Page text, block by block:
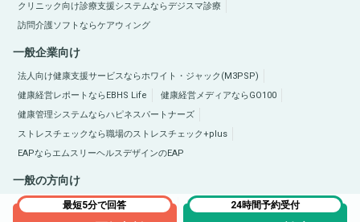
最短5分で回答 24時間予約受付
クリニック向け診療支援システムならデジスマ診療
訪問介護ソフトならケアウィング
一般企業向け
法人向け健康支援サービスならホワイト・ジャック(M3PSP)
健康経営レポートならEBHS Life
健康経営メディアならGO100
健康管理システムならハピネスパートナーズ
ストレスチェックなら職場のストレスチェック+plus
EAPならエムスリーヘルスデザインのEAP
一般の方向け
医療総合サイトQLife（キューライフ） 肥満症総合サイトならひまんラボ